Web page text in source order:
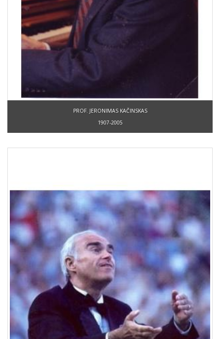
PROF. JERONIMAS KAČINSKAS
1907-2005